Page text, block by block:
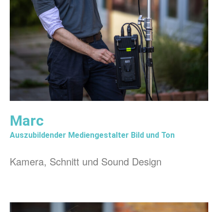
Marc
Auszubildender Mediengestalter Bild und Ton
Kamera, Schnitt und Sound Design